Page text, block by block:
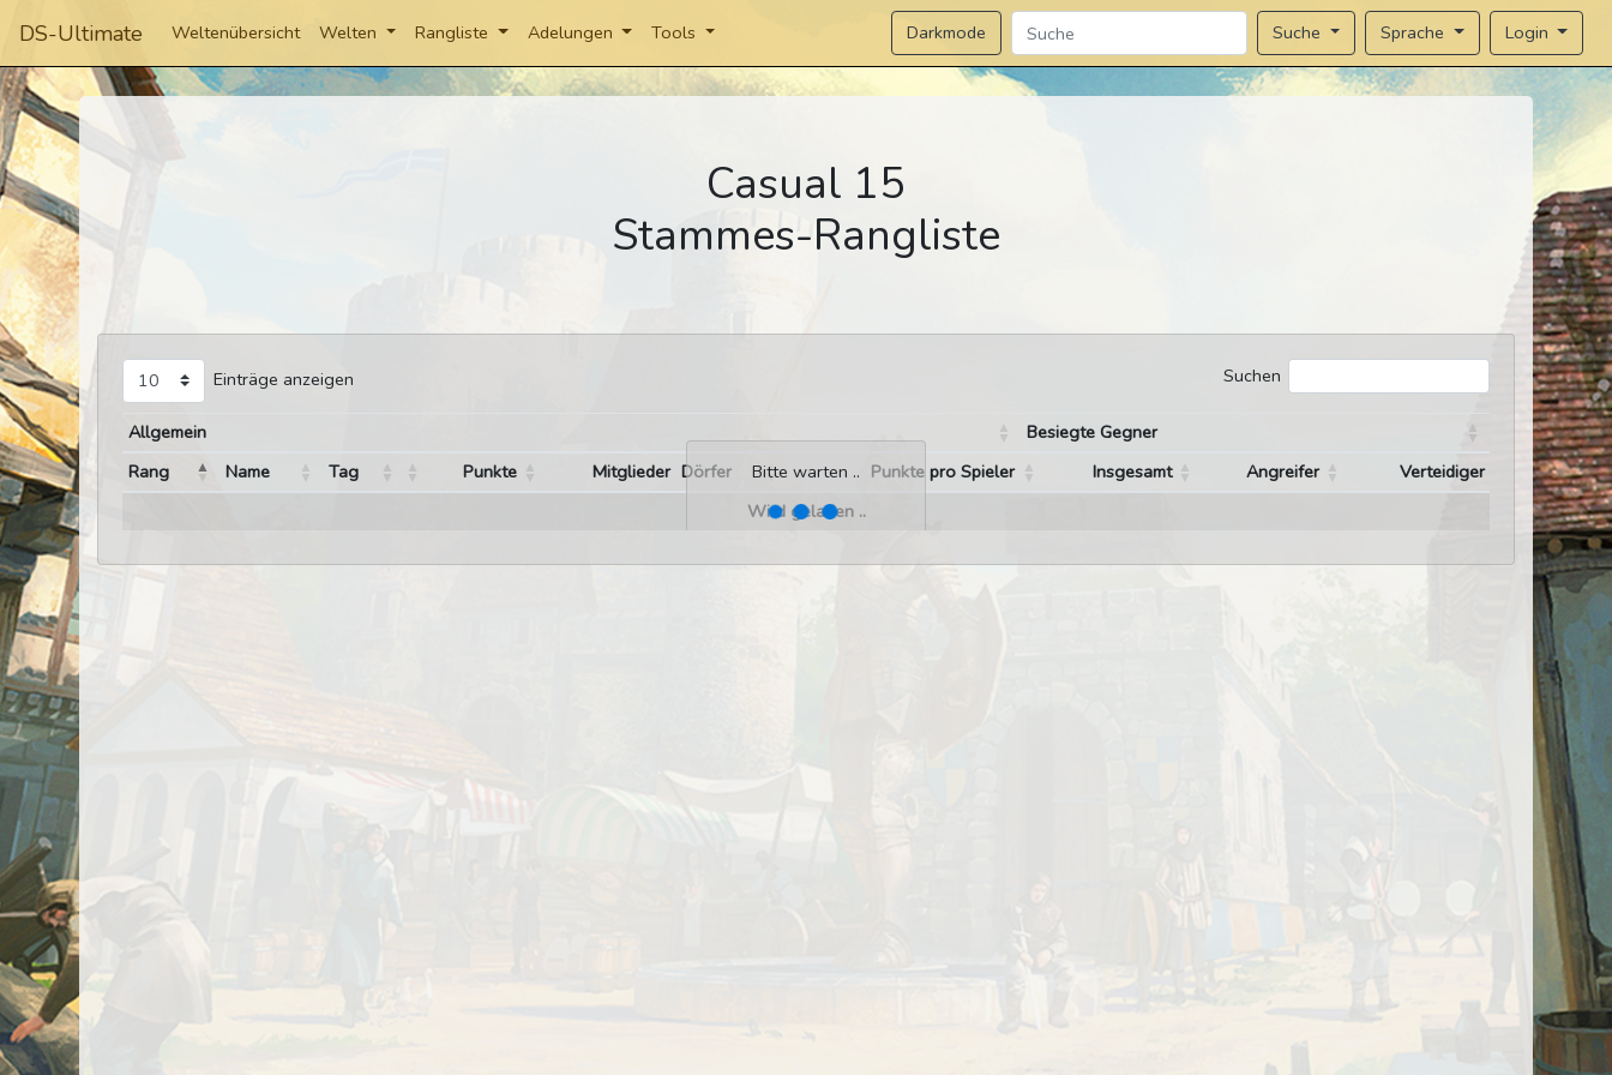
DS-Ultimate Weltenübersicht Welten Rangliste Adelungen Tools Darkmode Suche Sprache Login
Casual 15
Stammes-Rangliste
Einträge anzeigen Suchen
Bitte warten ..
Allgemein
Besiegte Gegner
Rang
Name Tag Punkte Mitglieder Dörfer Punkte pro Spieler Insgesamt Angreifer
Verteidiger
Wird geladen ..